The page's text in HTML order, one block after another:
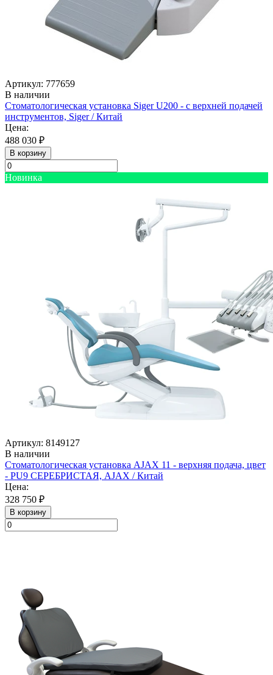
Артикул: 777659
В наличии
Стоматологическая установка Siger U200 - с верхней подачей
инструментов, Siger / Китай
Цена:
488 030 ₽
В корзину
Новинка
Артикул: 8149127
В наличии
Стоматологическая установка AJAX 11 - верхняя подача, цвет
- PU9 СЕРЕБРИСТАЯ, AJAX / Китай
Цена:
328 750 ₽
В корзину